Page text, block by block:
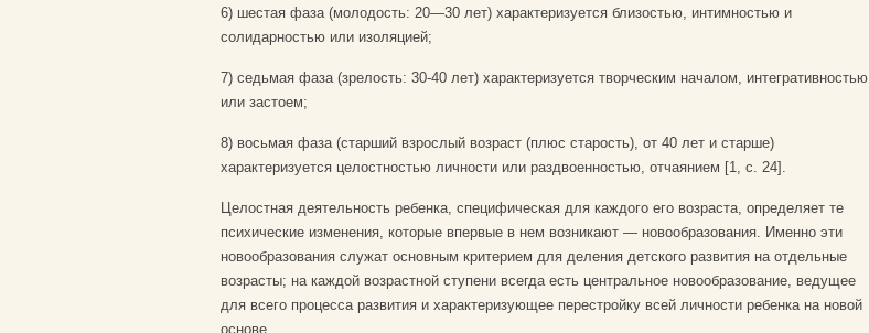
6) шестая фаза (молодость: 20—30 лет) характеризуется близостью, интимностью и
солидарностью или изоляцией;
7) седьмая фаза (зрелость: 30-40 лет) характеризуется творческим началом, интегративностью
или застоем;
8) восьмая фаза (старший взрослый возраст (плюс старость), от 40 лет и старше)
характеризуется целостностью личности или раздвоенностью, отчаянием [1, c. 24].
Целостная деятельность ребенка, специфическая для каждого его возраста, определяет те
психические изменения, которые впервые в нем возникают — новообразования. Именно эти
новообразования служат основным критерием для деления детского развития на отдельные
возрасты; на каждой возрастной ступени всегда есть центральное новообразование, ведущее
для всего процесса развития и характеризующее перестройку всей личности ребенка на новой
основе.